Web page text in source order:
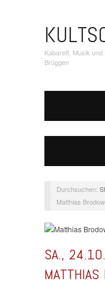
Kabarett, Musik
Brüggen
Durchsuchen:
Matthias
SA.,
MATTHIAS